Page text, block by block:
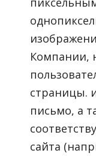
Компании,
страницы.
письмо, а
сайта